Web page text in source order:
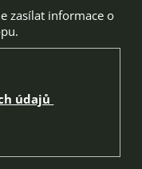
zasílat informace o
údajů